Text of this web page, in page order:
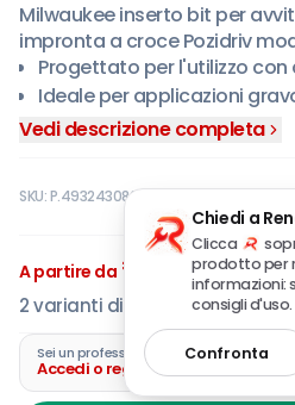
Milwaukee inserto bit per
impronta a croce Pozidriv
Progettato per l'utilizzo
Ideale per applicazioni
Shock Zone Shockwave,
conseguentemente si
La combinazione del
speciale trattamento
essere estremamente
L'inserto bit viene prodotto
trattamento termico
procedimento rende
rispetto all’acciaio di tipo
Vedi descrizione completa
SKU:P.4932430862
A partire da € 3 ,60IVA incl.
2varianti disponibili
Sei un professionista?
Accedi o registra la tua azienda
Chiedi a
Clicca
prodotto per
informazioni:
consigli d'uso.
Confronta